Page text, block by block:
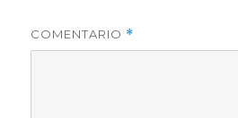
COMENTARIO *